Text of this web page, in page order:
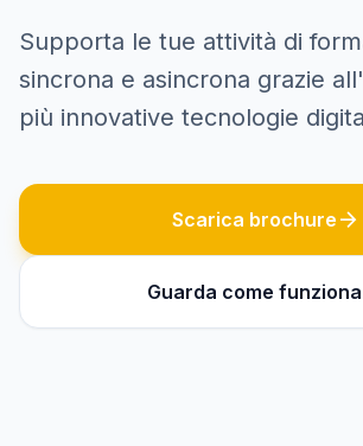
Supporta le tue attività di
sincrona e asincrona grazie
più innovative tecnologie
Scarica brochure arrow_forward
Guarda come funziona